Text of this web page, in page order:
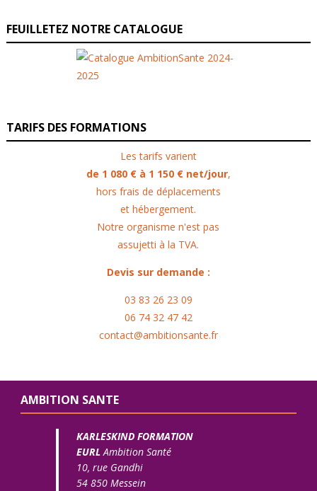
FEUILLETEZ NOTRE CATALOGUE
TARIFS DES FORMATIONS
Les tarifs varient
de 1 080 € à 1 150 € net/jour,
hors frais de déplacements
et hébergement.
Notre organisme n'est pas
assujetti à la TVA.
Devis sur demande :
03 83 26 23 09
06 74 32 47 42
contact@ambitionsante.fr
AMBITION SANTE
KARLESKIND FORMATION
EURLAmbition Santé
10, rue Gandhi
54 850 Messein